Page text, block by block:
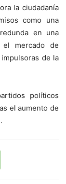
la ciudadanía
como una
en una
mercado de
de la
políticos
el aumento de